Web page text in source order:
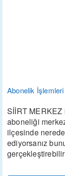
Abonelik İşlemleri
SİİRT
aboneliği
ilçesinde
ediyorsanız